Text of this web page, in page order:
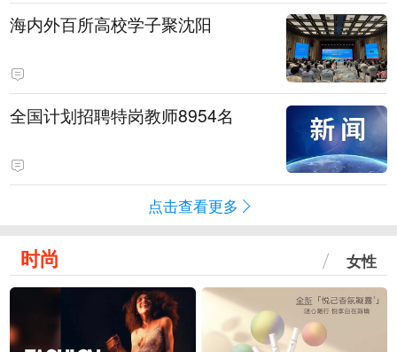
海内外百所高校学子聚沈阳
全国计划招聘特岗教师8954名
点击查看更多
时尚 女性